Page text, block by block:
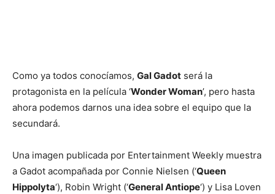
Como ya todos conocíamos, Gal Gadot será la
protagonista en la película ‘Wonder Woman’, pero hasta
ahora podemos darnos una idea sobre el equipo que la
secundará.
Una imagen publicada por Entertainment Weekly muestra
a Gadot acompañada por Connie Nielsen (‘Queen
Hippolyta‘), Robin Wright (‘General Antiope‘) y Lisa Loven